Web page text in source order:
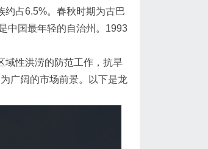
约占6.5%。春秋时期为古巴
中国最年轻的自治州。1993
性洪涝的防范工作，抗旱
广阔的市场前景。以下是龙